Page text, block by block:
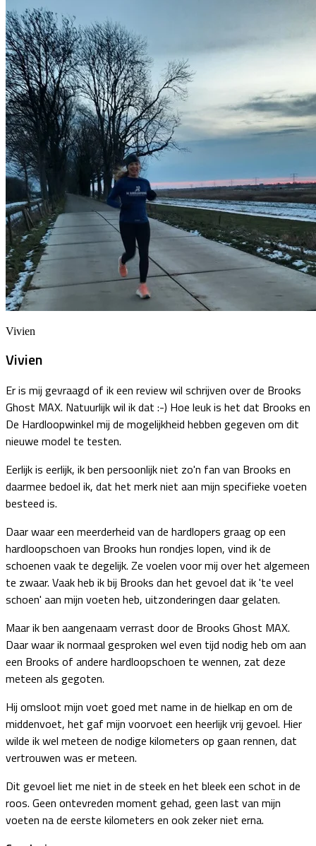
Vivien
Vivien
Er is mij gevraagd of ik een review wil schrijven over de Brooks
Ghost MAX. Natuurlijk wil ik dat :-) Hoe leuk is het dat Brooks en
De Hardloopwinkel mij de mogelijkheid hebben gegeven om dit
nieuwe model te testen.
Eerlijk is eerlijk, ik ben persoonlijk niet zo'n fan van Brooks en
daarmee bedoel ik, dat het merk niet aan mijn specifieke voeten
besteed is.
Daar waar een meerderheid van de hardlopers graag op een
hardloopschoen van Brooks hun rondjes lopen, vind ik de
schoenen vaak te degelijk. Ze voelen voor mij over het algemeen
te zwaar. Vaak heb ik bij Brooks dan het gevoel dat ik 'te veel
schoen' aan mijn voeten heb, uitzonderingen daar gelaten.
Maar ik ben aangenaam verrast door de Brooks Ghost MAX.
Daar waar ik normaal gesproken wel even tijd nodig heb om aan
een Brooks of andere hardloopschoen te wennen, zat deze
meteen als gegoten.
Hij omsloot mijn voet goed met name in de hielkap en om de
middenvoet, het gaf mijn voorvoet een heerlijk vrij gevoel. Hier
wilde ik wel meteen de nodige kilometers op gaan rennen, dat
vertrouwen was er meteen.
Dit gevoel liet me niet in de steek en het bleek een schot in de
roos. Geen ontevreden moment gehad, geen last van mijn
voeten na de eerste kilometers en ook zeker niet erna.